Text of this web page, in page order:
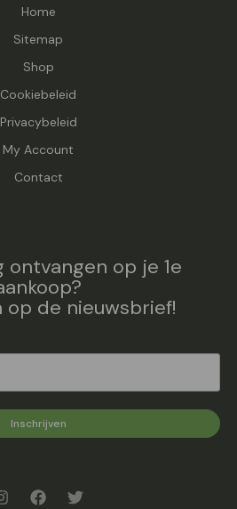
Home
Sitemap
Shop
Cookiebeleid
Privacybeleid
My Account
Contact
ontvangen op je 1e
op de nieuwsbrief!
Inschrijven